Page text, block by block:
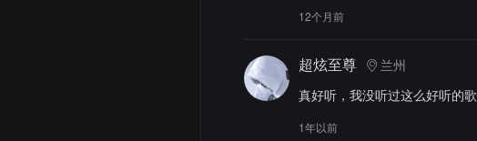
12个月前
超炫至尊
兰州
真好听，我没听过这么好听的歌
1年以前